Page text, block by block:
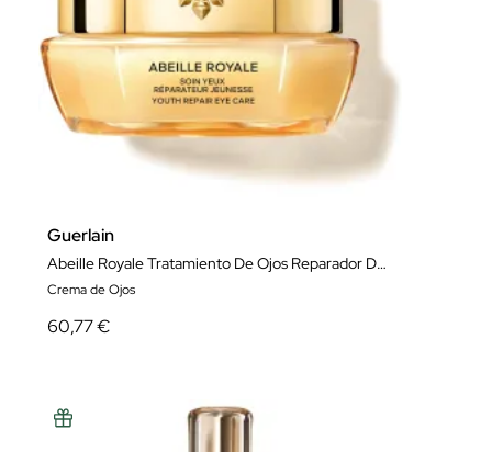
Guerlain
Abeille Royale Tratamiento De Ojos Reparador De Juventud
Crema de Ojos
60,77 €